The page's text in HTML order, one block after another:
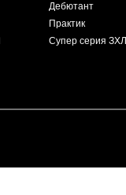
Дебютант
Практик
Супер серия ЗХЛ